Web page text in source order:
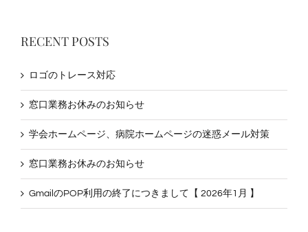
RECENT POSTS
ロゴのトレース対応
窓口業務お休みのお知らせ
学会ホームページ、病院ホームページの迷惑メール対策
窓口業務お休みのお知らせ
GmailのPOP利用の終了につきまして【 2026年1月 】